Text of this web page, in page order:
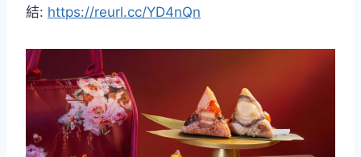
結: https://reurl.cc/YD4nQn